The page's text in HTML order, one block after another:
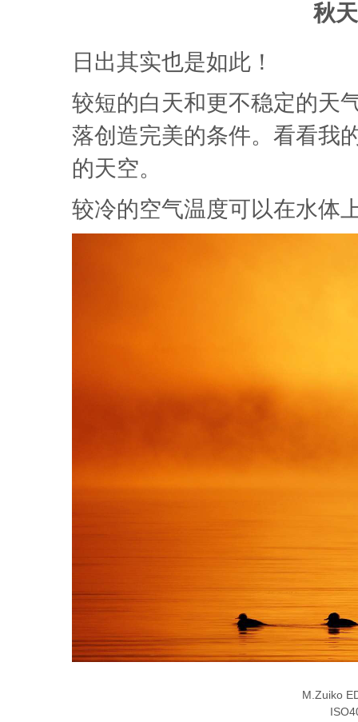
秋
日出其实也是如此！
较短的白天和更不稳定的天
落创造完美的条件。看看我
的天空。
较冷的空气温度可以在水体
M.Zuiko